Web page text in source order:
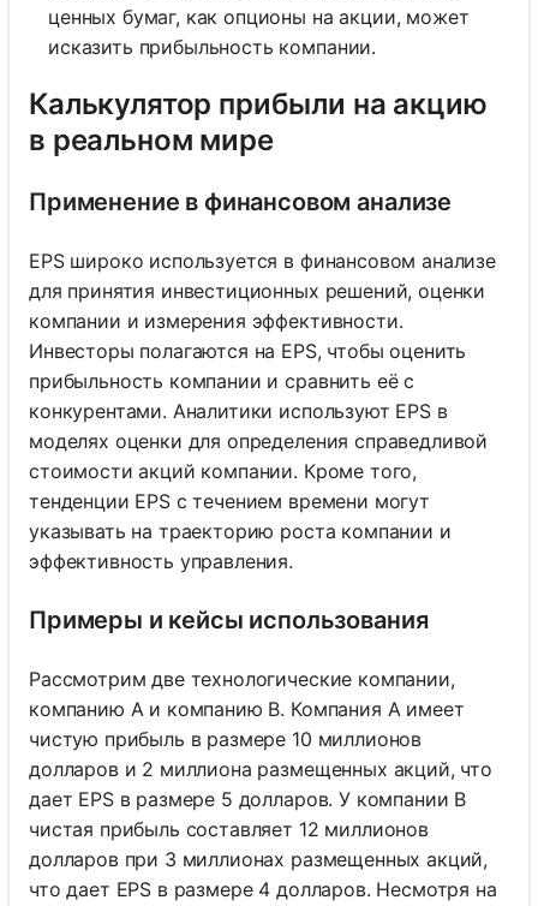
ценных бумаг, как опционы на акции, может
исказить прибыльность компании.
Калькулятор прибыли на акцию
в реальном мире
Применение в финансовом анализе
EPS широко используется в финансовом анализе
для принятия инвестиционных решений, оценки
компании и измерения эффективности.
Инвесторы полагаются на EPS, чтобы оценить
прибыльность компании и сравнить её с
конкурентами. Аналитики используют EPS в
моделях оценки для определения справедливой
стоимости акций компании. Кроме того,
тенденции EPS с течением времени могут
указывать на траекторию роста компании и
эффективность управления.
Примеры и кейсы использования
Рассмотрим две технологические компании,
компанию A и компанию B. Компания A имеет
чистую прибыль в размере 10 миллионов
долларов и 2 миллиона размещенных акций, что
дает EPS в размере 5 долларов. У компании B
чистая прибыль составляет 12 миллионов
долларов при 3 миллионах размещенных акций,
что дает EPS в размере 4 долларов. Несмотря на